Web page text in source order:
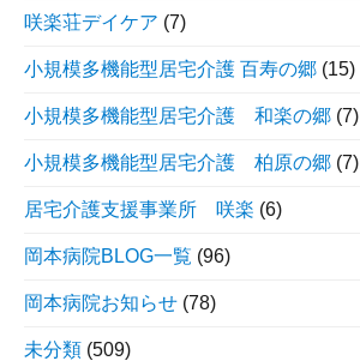
咲楽荘デイケア (7)
小規模多機能型居宅介護 百寿の郷 (15)
小規模多機能型居宅介護 和楽の郷 (7)
小規模多機能型居宅介護 柏原の郷 (7)
居宅介護支援事業所 咲楽 (6)
岡本病院BLOG一覧 (96)
岡本病院お知らせ (78)
未分類 (509)